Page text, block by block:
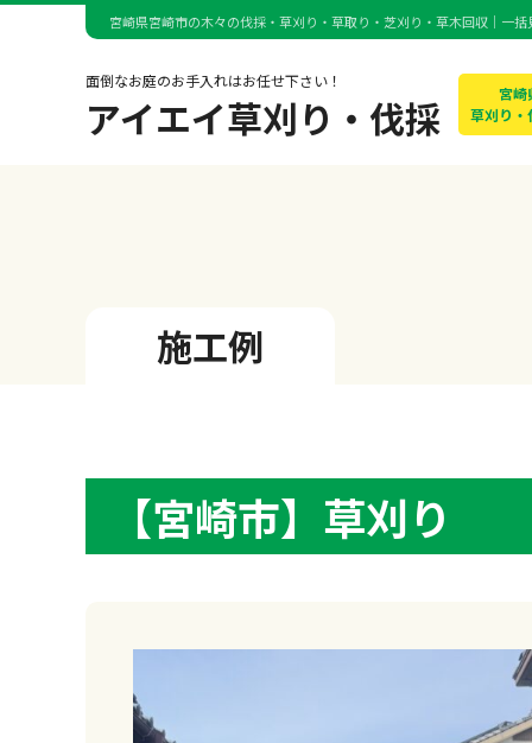
宮崎県宮崎市の木々の伐採・草刈り・草取り・芝刈り・草木回収｜一括
面倒なお庭のお手入れはお任せ下さい！
アイエイ草刈り・伐採
宮崎
草刈り・
施工例
【宮崎市】草刈り